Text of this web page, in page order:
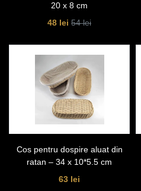
20 x 8 cm
48 lei 54 lei
Cos pentru dospire aluat din
ratan – 34 x 10*5.5 cm
63 lei